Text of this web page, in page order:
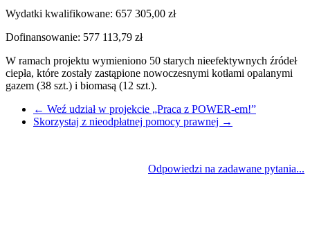
Wydatki kwalifikowane: 657 305,00 zł
Dofinansowanie: 577 113,79 zł
W ramach projektu wymieniono 50 starych nieefektywnych źródeł
ciepła, które zostały zastąpione nowoczesnymi kotłami opalanymi
gazem (38 szt.) i biomasą (12 szt.).
← Weź udział w projekcie „Praca z POWER-em!”
Skorzystaj z nieodpłatnej pomocy prawnej →
Odpowiedzi na zadawane pytania...